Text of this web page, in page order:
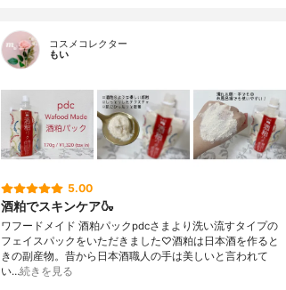
コスメコレクター
もい
5.00
酒粕でスキンケア🍶
ワフードメイド 酒粕パックpdcさまより洗い流すタイプの
フェイスパックをいただきました♡酒粕は日本酒を作ると
きの副産物。昔から日本酒職人の手は美しいと言われて
い…続きを見る